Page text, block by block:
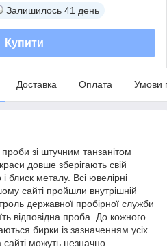
Залишилось 41 день
Купити
Доставка Оплата Умови
зі штучним танзанітом
довше зберігають свій
блиск металу. Всі ювелірні
сайті пройшли внутрішній
державної пробірної служби
відповідна проба. До кожного
бирки із зазначенням усіх
сайті можуть незначно